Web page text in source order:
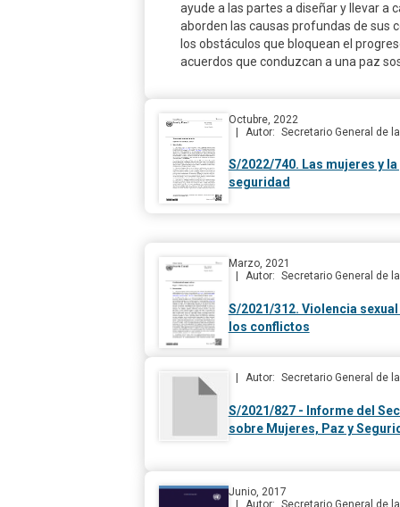
ayude a las partes a diseñar y llevar a
aborden las causas profundas de sus
los obstáculos que bloquean el
acuerdos que conduzcan a una paz
Octubre, 2022
Autor
Secretario General de
S/2022/740. Las mujeres y la
seguridad
Marzo, 2021
Autor
Secretario General de
S/2021/312. Violencia
los conflictos
Autor Secretario General de
S/2021/827 - Informe del
sobre Mujeres, Paz y
Junio, 2017